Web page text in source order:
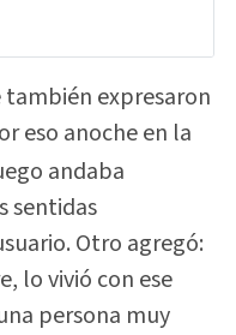
expresaron
eso anoche en la
andaba
sentidas
Otro agregó:
lo vivió con ese
persona muy